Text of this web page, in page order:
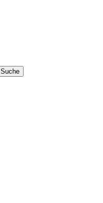
Suche